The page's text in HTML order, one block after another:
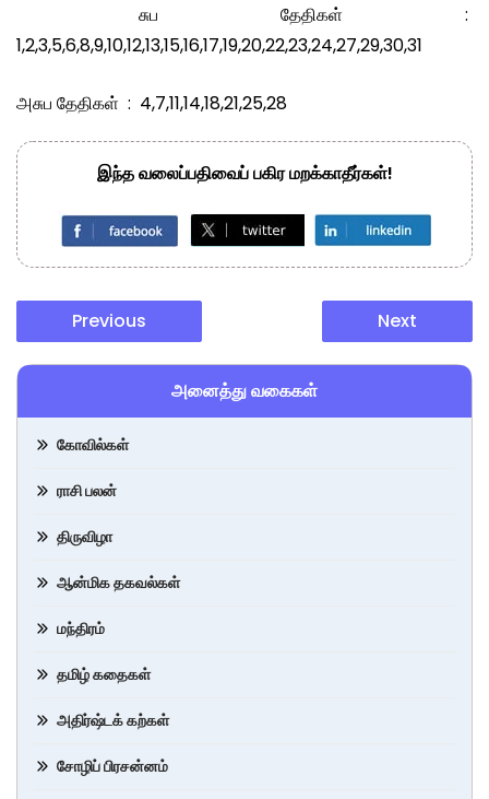
சுப தேதிகள் :
1,2,3,5,6,8,9,10,12,13,15,16,17,19,20,22,23,24,27,29,30,31
அசுப தேதிகள் : 4,7,11,14,18,21,25,28
இந்த வலைப்பதிவைப் பகிர மறக்காதீர்கள்!
Previous Next
அனைத்து வகைகள்
கோவில்கள்
ராசி பலன்
திருவிழா
ஆன்மிக தகவல்கள்
மந்திரம்
தமிழ் கதைகள்
அதிர்ஷ்டக் கற்கள்
சோழிப் பிரசன்னம்